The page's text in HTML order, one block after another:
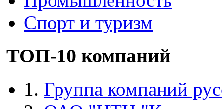
Спорт и туризм
ТОП-10 компаний
1. Группа компаний